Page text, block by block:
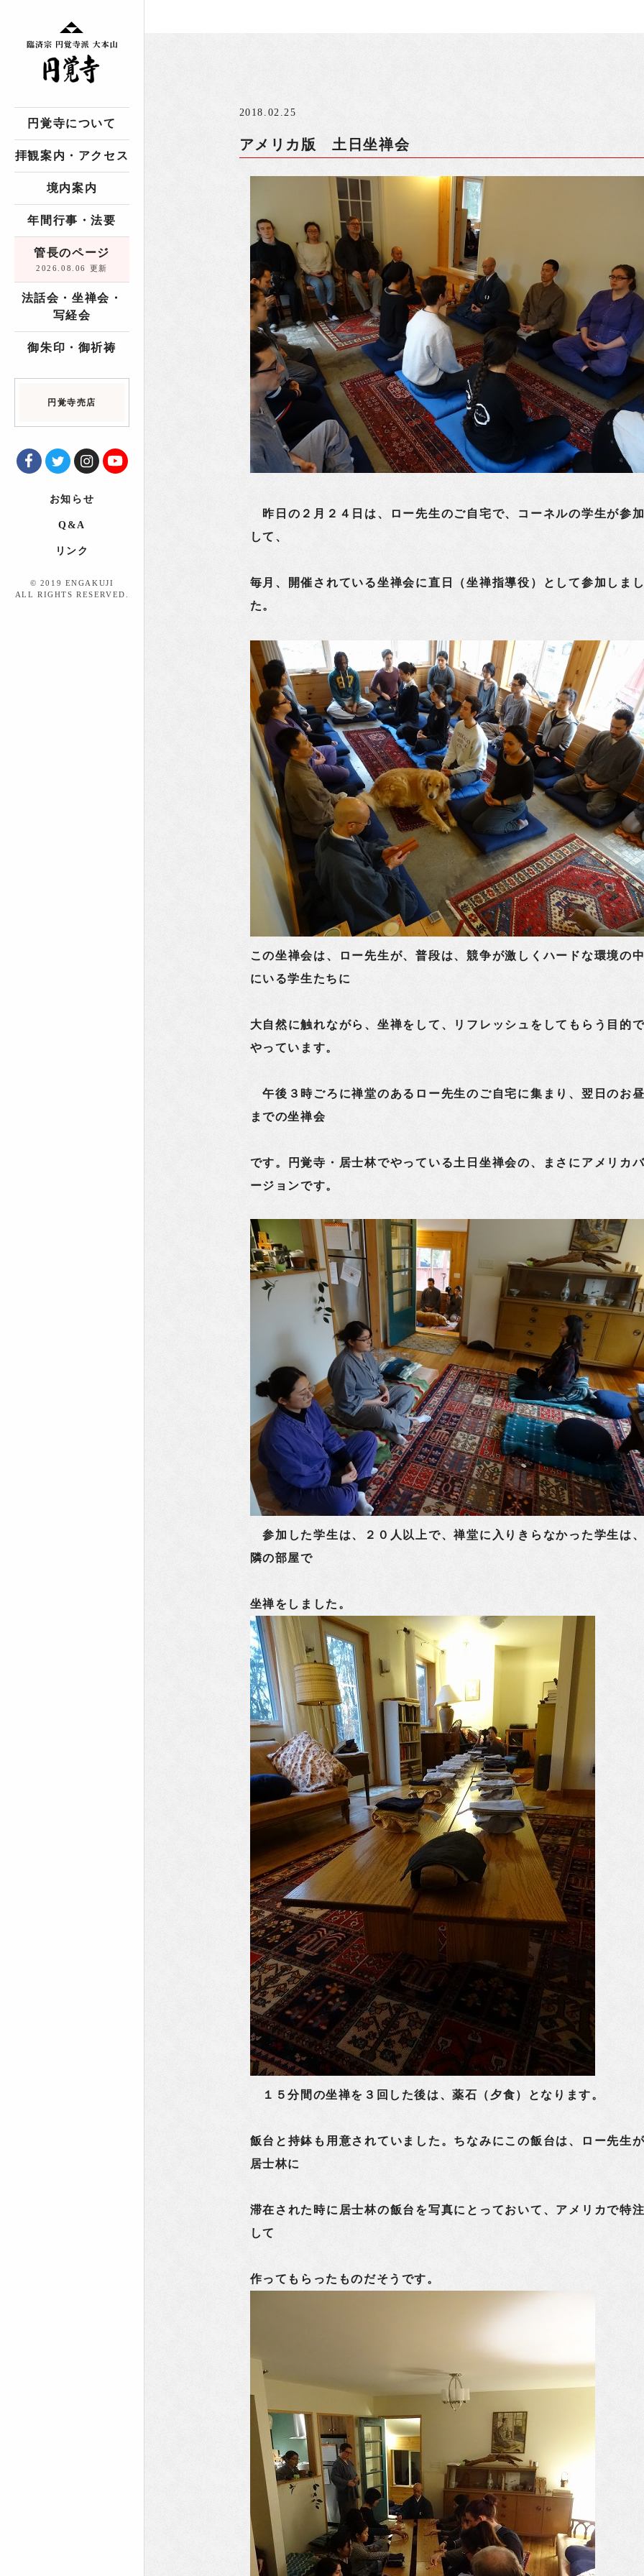
円覚寺について
拝観案内・アクセス
境内案内
年間行事・法要
管長のページ
2026.08.06 更新
法話会・坐禅会・
写経会
御朱印・御祈祷
円覚寺売店
お知らせ
Q&A
リンク
© 2019 ENGAKUJI
ALL RIGHTS RESERVED.
2018.02.25
アメリカ版 土日坐禅会
昨日の２月２４日は、ロー先生のご自宅で、コーネルの学生が参
して、
毎月、開催されている坐禅会に直日（坐禅指導役）として参加しま
た。
この坐禅会は、ロー先生が、普段は、競争が激しくハードな環境の
にいる学生たちに
大自然に触れながら、坐禅をして、リフレッシュをしてもらう目的
やっています。
午後３時ごろに禅堂のあるロー先生のご自宅に集まり、翌日のお
までの坐禅会
です。円覚寺・居士林でやっている土日坐禅会の、まさにアメリカ
ージョンです。
参加した学生は、２０人以上で、禅堂に入りきらなかった学生は
隣の部屋で
坐禅をしました。
１５分間の坐禅を３回した後は、薬石（夕食）となります。
飯台と持鉢も用意されていました。ちなみにこの飯台は、ロー先生
居士林に
滞在された時に居士林の飯台を写真にとっておいて、アメリカで特
して
作ってもらったものだそうです。